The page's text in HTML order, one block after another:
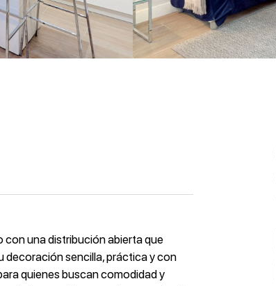
con una distribución abierta que
decoración sencilla, práctica y con
quienes buscan comodidad y